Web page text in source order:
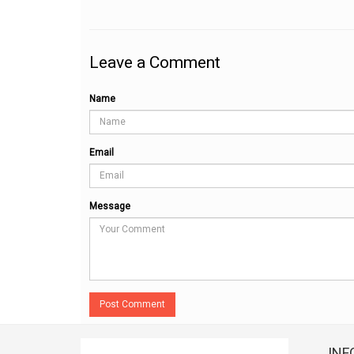
Leave a Comment
Name
Email
Message
Post Comment